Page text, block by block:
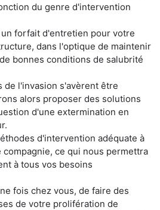
du genre d'intervention
forfait d'entretien pour votre
dans l'optique de maintenir
bonnes conditions de salubrité
de l'invasion s'avèrent être
alors proposer des solutions
d'une extermination en
d'intervention adéquate à
ce qui nous permettra
à tous vos besoins
fois chez vous, de faire des
de votre prolifération de